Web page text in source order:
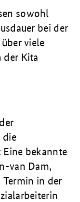
sowohl
bei der
viele
der Kita
die
bekannte
van Dam,
in der